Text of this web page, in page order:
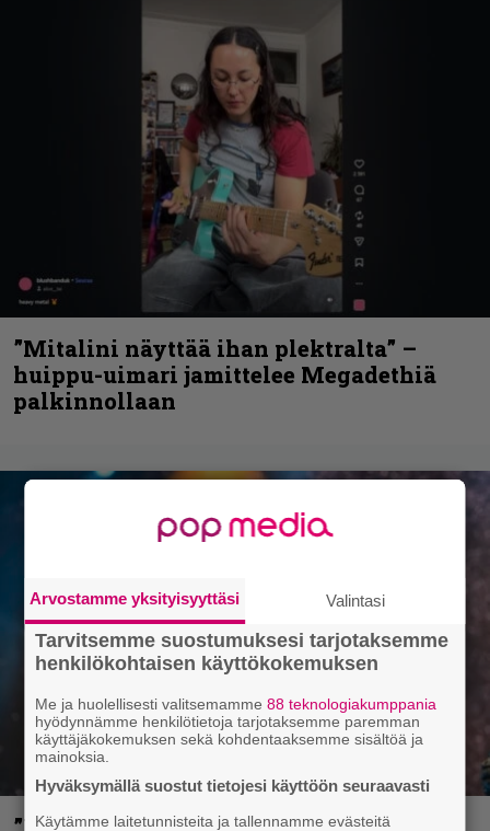
”Mitalini näyttää ihan plektralta” –
huippu-uimari jamittelee Megadethiä
palkinnollaan
Arvostamme yksityisyyttäsi Valintasi
Tarvitsemme suostumuksesi tarjotaksemme
henkilökohtaisen käyttökokemuksen
Me ja huolellisesti valitsemamme88 teknologiakumppania
hyödynnämme henkilötietoja tarjotaksemme paremman
käyttäjäkokemuksen sekä kohdentaaksemme sisältöä ja
mainoksia.
Hyväksymällä suostut tietojesi käyttöön seuraavasti
Käytämme laitetunnisteita ja tallennamme evästeitä